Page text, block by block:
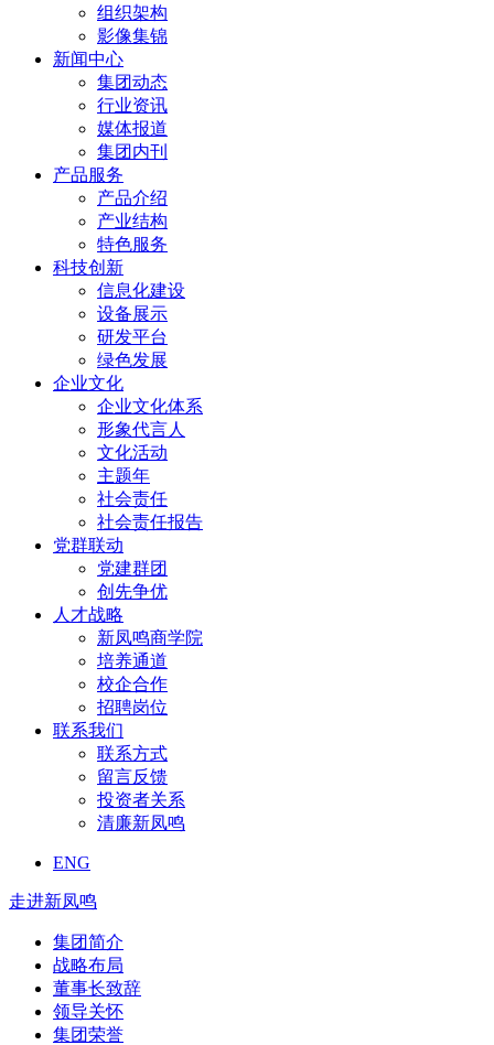
组织架构
影像集锦
新闻中心
集团动态
行业资讯
媒体报道
集团内刊
产品服务
产品介绍
产业结构
特色服务
科技创新
信息化建设
设备展示
研发平台
绿色发展
企业文化
企业文化体系
形象代言人
文化活动
主题年
社会责任
社会责任报告
党群联动
党建群团
创先争优
人才战略
新凤鸣商学院
培养通道
校企合作
招聘岗位
联系我们
联系方式
留言反馈
投资者关系
清廉新凤鸣
ENG
走进新凤鸣
集团简介
战略布局
董事长致辞
领导关怀
集团荣誉